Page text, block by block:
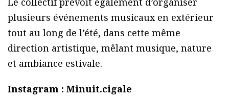
plusieurs événements musicaux en extérieur
tout au long de l’été, dans cette même
direction artistique, mêlant musique, nature
et ambiance estivale.
Instagram : Minuit.cigale